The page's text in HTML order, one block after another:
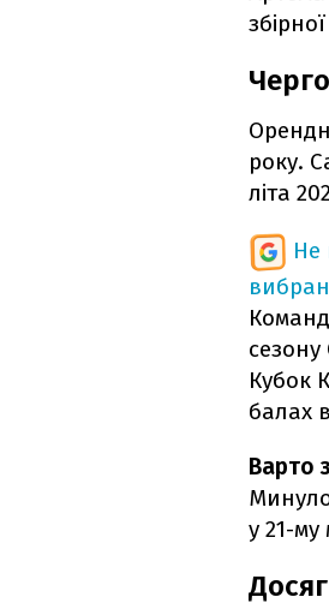
року.
літа
Не
Кубок
балах
Варто
у 21-му